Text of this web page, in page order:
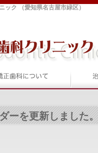
ク （愛知県名古屋市緑区）
ーを更新しました